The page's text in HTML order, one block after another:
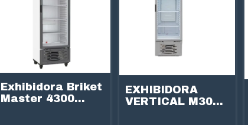
Exhibidora Briket
Master 4300
EXHIBIDORA
VERTICAL M300